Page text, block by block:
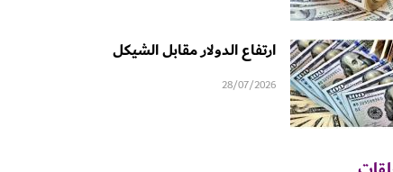
ارتفاع الدولار مقابل الشيكل
28/07/2026